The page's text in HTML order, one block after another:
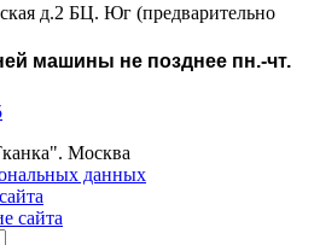
д.2 БЦ. Юг (предварительно
машины не позднее пн.-чт.
Москва
данных